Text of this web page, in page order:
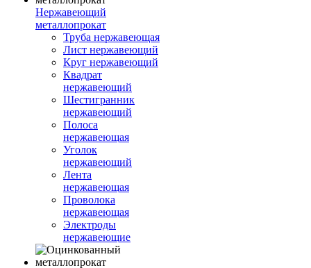
Нержавеющий
металлопрокат
Труба нержавеющая
Лист нержавеющий
Круг нержавеющий
Квадрат
нержавеющий
Шестигранник
нержавеющий
Полоса
нержавеющая
Уголок
нержавеющий
Лента
нержавеющая
Проволока
нержавеющая
Электроды
нержавеющие